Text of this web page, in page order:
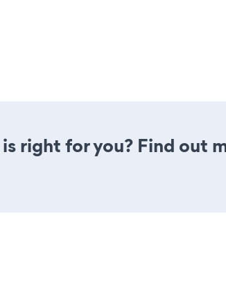
right for you? Find out